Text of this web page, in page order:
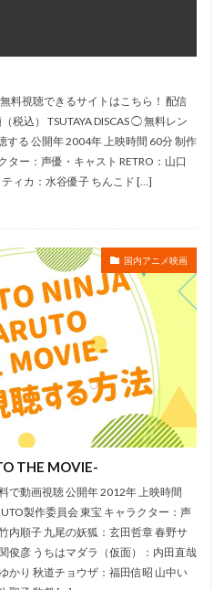
芝田浩樹
芥川比呂志
花倉洸幸
花守ゆみり
芝原チヤコ
花澤 香菜
芳根京子
芹川有吾
織田優成
置鮎龍太郎
美山加恋
美輪明宏
羽原信義
羽多野渉
肝付兼太
能登麻美子
脇知弘
興津和幸
舛成孝二
会 茅野愛衣
緒方賢一
菊地慶
菊地瞳
菊池正美
萩原恵美子
萩原聖人
萩野志保子
落合佑介
葉山いくみ
葉山翔太
クション
蒔田彩珠
料視聴できるサイトはこちら！ 配信
税込） TSUTAYA DISCAS ◯ 無料レン
する 公開年 2004年 上映時間 60分 制作
ー：声優・キャスト RETRO：山口
ィカ：水谷優子 ちんこド […]
国内アニメ映画
THE MOVIE-
で動画視聴 公開年 2012年 上映時間
製作委員会 東宝 キャラクター：声
内順子 九尾の妖狐：玄田哲章 春野サ
俊彦 うちはマダラ（仮面）：内田直哉
かり 秋道チョウザ：福田信昭 山中い